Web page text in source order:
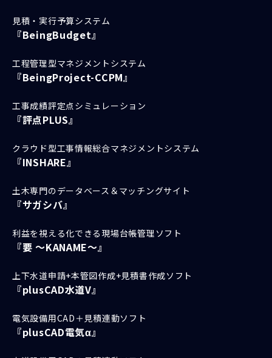
見積・実行予算システム
『BeingBudget』
工程管理型マネジメントシステム
『BeingProject-CCPM』
工事成績評定点シミュレーション
『評点PLUS』
クラウド型工事情報総合マネジメントシステム
『INSHARE』
土木専門のデータベース＆マッチングサイト
『サガシバ』
利益を視える化できる現場台帳管理ソフト
『要 ～KANAME～』
上下水道申請+本管図作成+見積書作成ソフト
『plusCAD水道V』
電気設備用CAD＋見積連動ソフト
『plusCAD電気α』